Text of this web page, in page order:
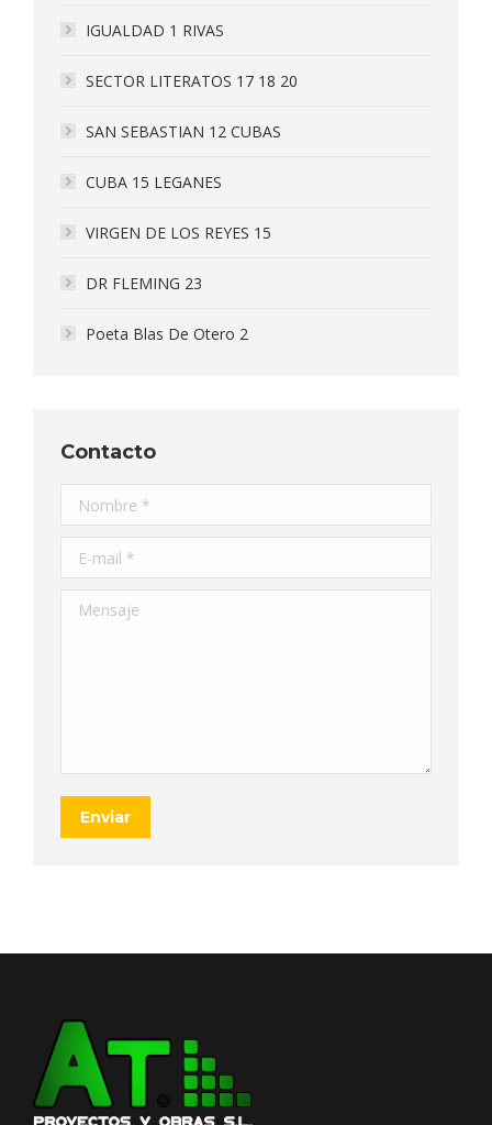
IGUALDAD 1 RIVAS
SECTOR LITERATOS 17 18 20
SAN SEBASTIAN 12 CUBAS
CUBA 15 LEGANES
VIRGEN DE LOS REYES 15
DR FLEMING 23
Poeta Blas De Otero 2
Contacto
Nombre *
E-mail *
Mensaje
Enviar